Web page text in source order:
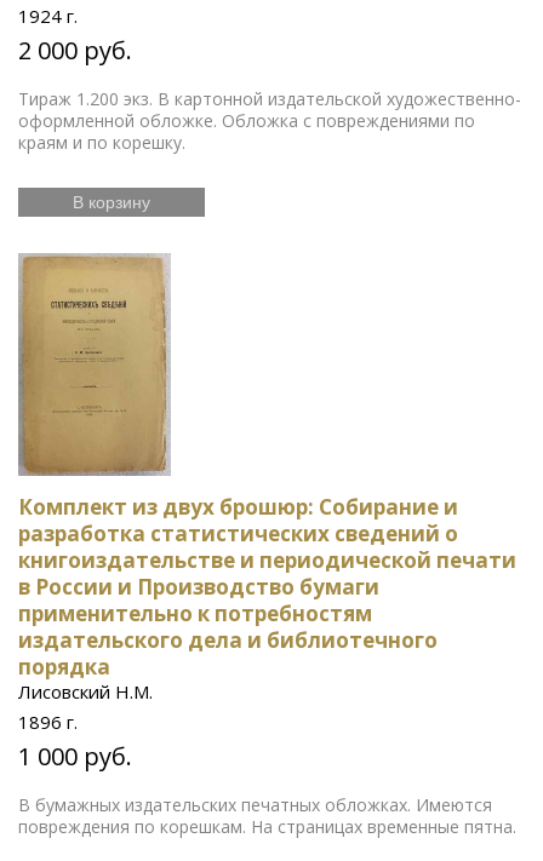
1924 г.
2 000 руб.
Тираж 1.200 экз. В картонной издательской художественно-
оформленной обложке. Обложка с повреждениями по
краям и по корешку.
В корзину
Комплект из двух брошюр: Собирание и
разработка статистических сведений о
книгоиздательстве и периодической печати
в России и Производство бумаги
применительно к потребностям
издательского дела и библиотечного
порядка
Лисовский Н.М.
1896 г.
1 000 руб.
В бумажных издательских печатных обложках. Имеются
повреждения по корешкам. На страницах временные пятна.